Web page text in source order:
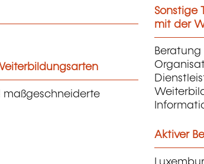
maßgeschneiderte
Sonstige
mit der
Aktiver